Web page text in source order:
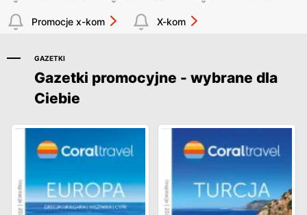
Promocje x-kom X-kom
GAZETKI
Gazetki promocyjne - wybrane dla
Ciebie